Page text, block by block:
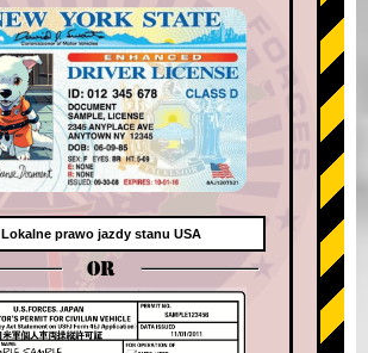
Lokalne prawo jazdy stanu USA
OR